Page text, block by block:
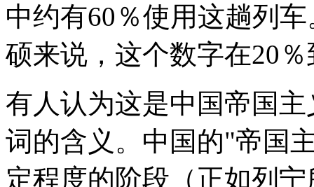
中约有60％使用这趟列
硕来说，这个数字在20
有人认为这是中国帝国
词的含义。中国的"帝国
定程度的阶段（正如列